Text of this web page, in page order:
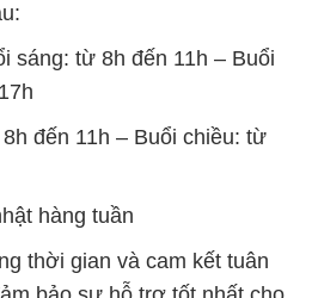
sáng: từ 8h đến 11h – Buổi
đến 11h – Buổi chiều: từ
hàng tuần
thời gian và cam kết tuân